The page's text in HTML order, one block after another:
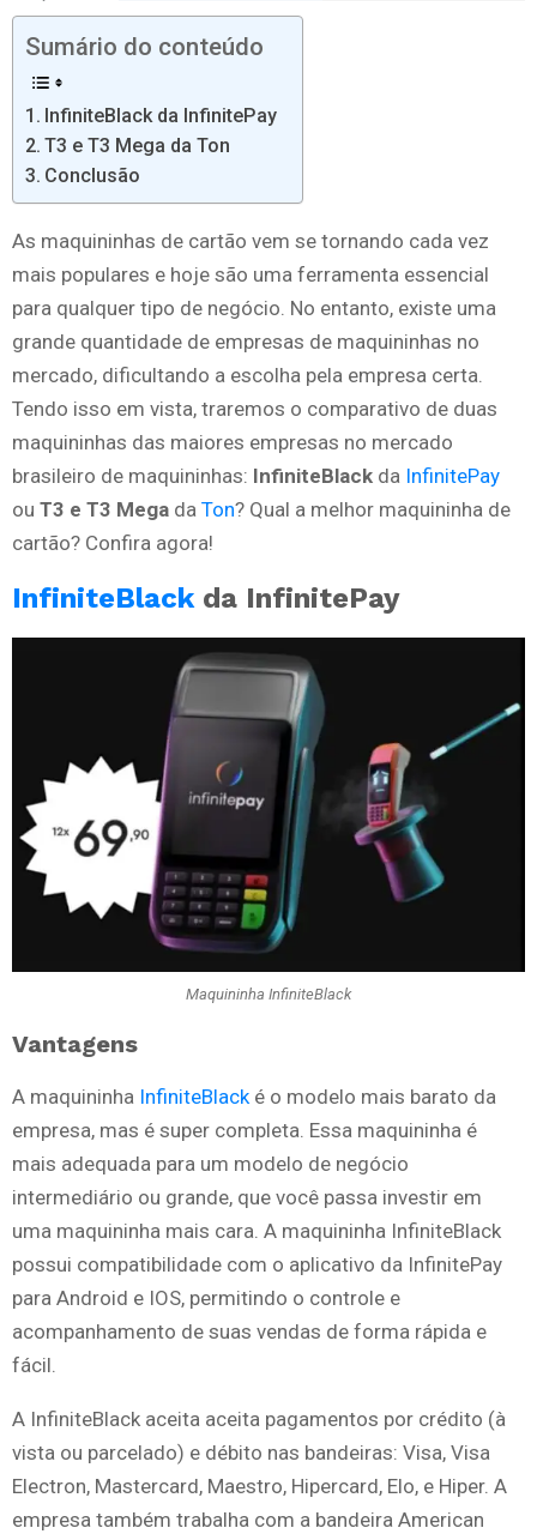
Sumário do conteúdo
InfiniteBlack da InfinitePay
T3 e T3 Mega da Ton
Conclusão
As maquininhas de cartão vem se tornando cada vez
mais populares e hoje são uma ferramenta essencial
para qualquer tipo de negócio. No entanto, existe uma
grande quantidade de empresas de maquininhas no
mercado, dificultando a escolha pela empresa certa.
Tendo isso em vista, traremos o comparativo de duas
maquininhas das maiores empresas no mercado
brasileiro de maquininhas: InfiniteBlack da InfinitePay
ou T3 e T3 Mega da Ton? Qual a melhor maquininha de
cartão? Confira agora!
InfiniteBlackda InfinitePay
Maquininha InfiniteBlack
Vantagens
A maquininha InfiniteBlacké o modelo mais barato da
empresa, mas é super completa. Essa maquininha é
mais adequada para um modelo de negócio
intermediário ou grande, que você passa investir em
uma maquininha mais cara. A maquininha InfiniteBlack
possui compatibilidade com o aplicativo da InfinitePay
para Android e IOS, permitindo o controle e
acompanhamento de suas vendas de forma rápida e
fácil.
A InfiniteBlack aceita aceita pagamentos por crédito (à
vista ou parcelado) e débito nas bandeiras: Visa, Visa
Electron, Mastercard, Maestro, Hipercard, Elo, e Hiper. A
empresa também trabalha com a bandeira American